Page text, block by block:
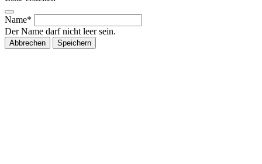
Name*
Der Name darf nicht leer sein.
Abbrechen Speichern